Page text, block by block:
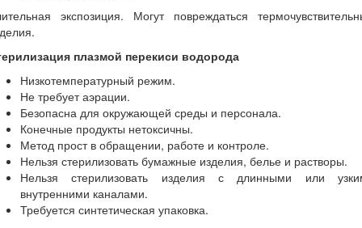
экспозиция. Могут повреждаться
плазмой перекиси водорода
Низкотемпературный режим.
Не требует аэрации.
Безопасна для окружающей среды и персонала.
Конечные продукты нетоксичны.
Метод прост в обращении, работе и контроле.
Нельзя стерилизовать бумажные изделия, белье и растворы.
Нельзя стерилизовать изделия с длинными или
внутренними каналами.
Требуется синтетическая упаковка.